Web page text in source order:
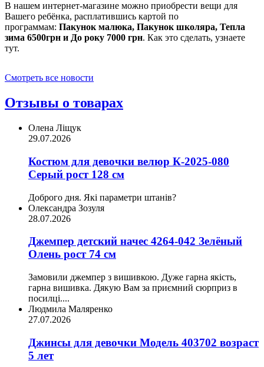
В нашем интернет-магазине можно приобрести вещи для
Вашего ребёнка, расплатившись картой по
программам: Пакунок малюка, Пакунок школяра, Тепла
зима 6500грн и До року 7000 грн. Как это сделать, узнаете
тут.
Смотреть все новости
Отзывы о товарах
Олена Ліщук
29.07.2026
Костюм для девочки велюр К-2025-080
Серый рост 128 см
Доброго дня. Які параметри штанів?
Олександра Зозуля
28.07.2026
Джемпер детский начес 4264-042 Зелёный
Олень рост 74 см
Замовили джемпер з вишивкою. Дуже гарна якість,
гарна вишивка. Дякую Вам за приємний сюрприз в
посилці....
Людмила Маляренко
27.07.2026
Джинсы для девочки Модель 403702 возраст
5 лет